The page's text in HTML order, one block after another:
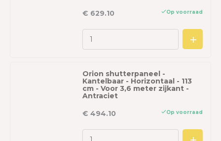
€ 629.10
Op voorraad
Orion shutterpaneel -
Kantelbaar - Horizontaal - 113
cm - Voor 3,6 meter zijkant -
Antraciet
€ 494.10
Op voorraad